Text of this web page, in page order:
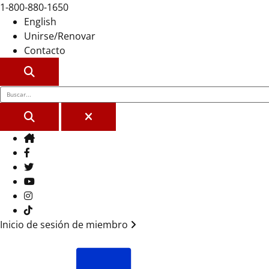
1-800-880-1650
English
Unirse/Renovar
Contacto
CERCA
Casa
Facebook
Gorjeo
YouTube
Instagram
Tik Tok
Inicio de sesión de miembro